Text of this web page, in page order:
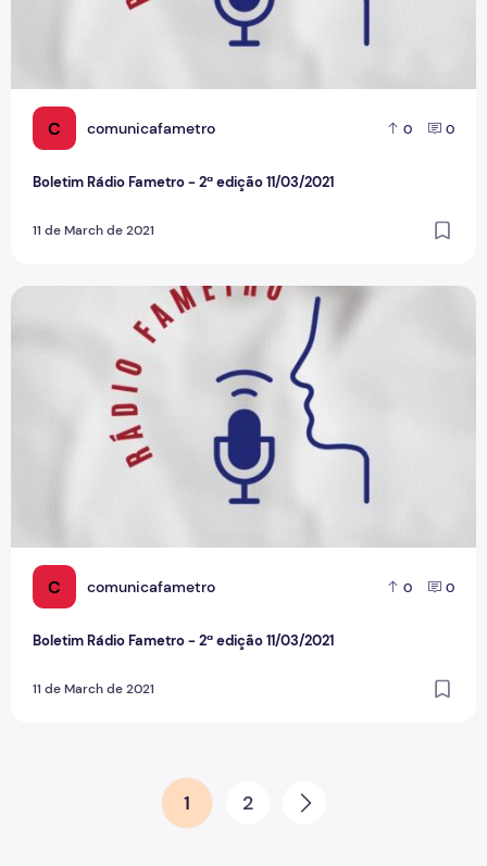
C comunicafametro 0 0
Boletim Rádio Fametro - 2ª edição 11/03/2021
11 de March de 2021
C comunicafametro 0 0
Boletim Rádio Fametro - 2ª edição 11/03/2021
11 de March de 2021
Boletim Rádio Fametro - 2ª edição 11/03/2021
Paginação de posts 1 2 Next